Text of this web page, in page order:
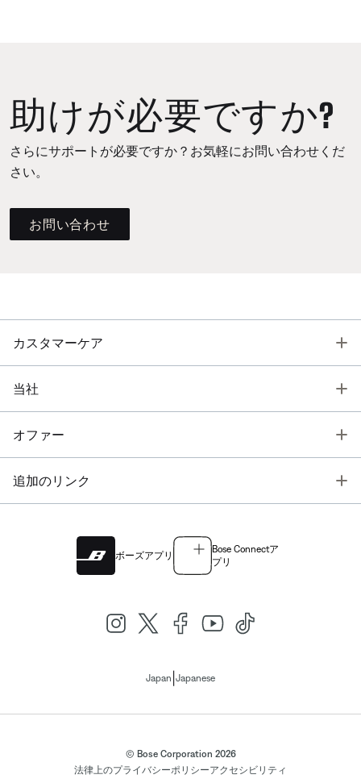
助けが必要ですか?
さらにサポートが必要ですか？お気軽にお問い合わせくだ
さい。
お問い合わせ
カスタマーケア
当社
オファー
追加のリンク
ボーズアプリ
Bose Connectア
プリ
Japan Japanese
© Bose Corporation 2026
法律上のプライバシーポリシーアクセシビリティ